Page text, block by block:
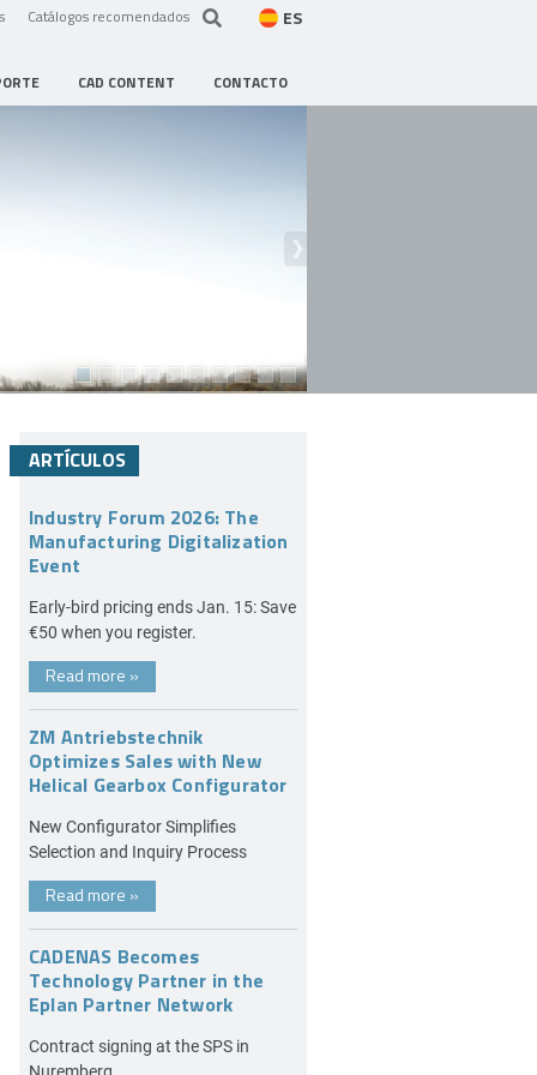
Catálogos recomendados ES
CAD CONTENT CONTACTO
ARTÍCULOS
Industry Forum 2026: The
Manufacturing Digitalization
Event
Early-bird pricing ends Jan. 15: Save
€50 when you register.
Read more »
ZM Antriebstechnik
Optimizes Sales with New
Helical Gearbox Configurator
New Configurator Simplifies
Selection and Inquiry Process
Read more »
CADENAS Becomes
Technology Partner in the
Eplan Partner Network
Contract signing at the SPS in